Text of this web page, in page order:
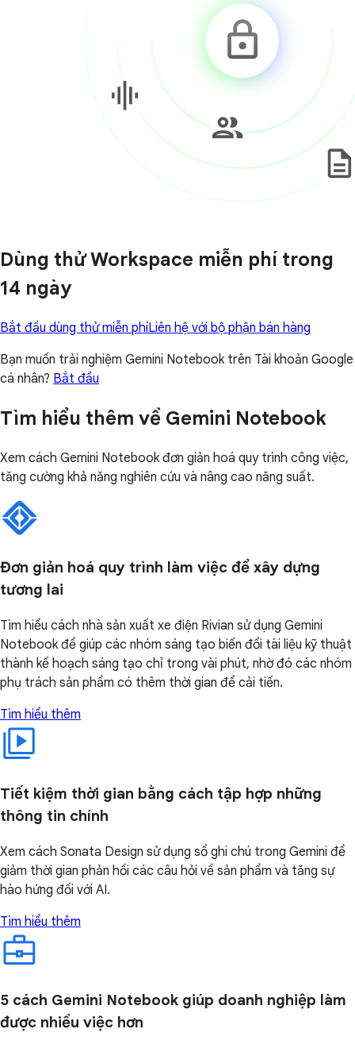
Dùng thử Workspace miễn phí trong
14 ngày
Bắt đầu dùng thử miễn phíLiên hệ với bộ phận bán hàng
Bạn muốn trải nghiệm Gemini Notebook trên Tài khoản Google
cá nhân? Bắt đầu
Tìm hiểu thêm về Gemini Notebook
Xem cách Gemini Notebook đơn giản hoá quy trình công việc,
tăng cường khả năng nghiên cứu và nâng cao năng suất.
Đơn giản hoá quy trình làm việc để xây dựng
tương lai
Tìm hiểu cách nhà sản xuất xe điện Rivian sử dụng Gemini
Notebook để giúp các nhóm sáng tạo biến đổi tài liệu kỹ thuật
thành kế hoạch sáng tạo chỉ trong vài phút, nhờ đó các nhóm
phụ trách sản phẩm có thêm thời gian để cải tiến.
Tìm hiểu thêm
Tiết kiệm thời gian bằng cách tập hợp những
thông tin chính
Xem cách Sonata Design sử dụng sổ ghi chú trong Gemini để
giảm thời gian phản hồi các câu hỏi về sản phẩm và tăng sự
hào hứng đối với AI.
Tìm hiểu thêm
5 cách Gemini Notebook giúp doanh nghiệp làm
được nhiều việc hơn